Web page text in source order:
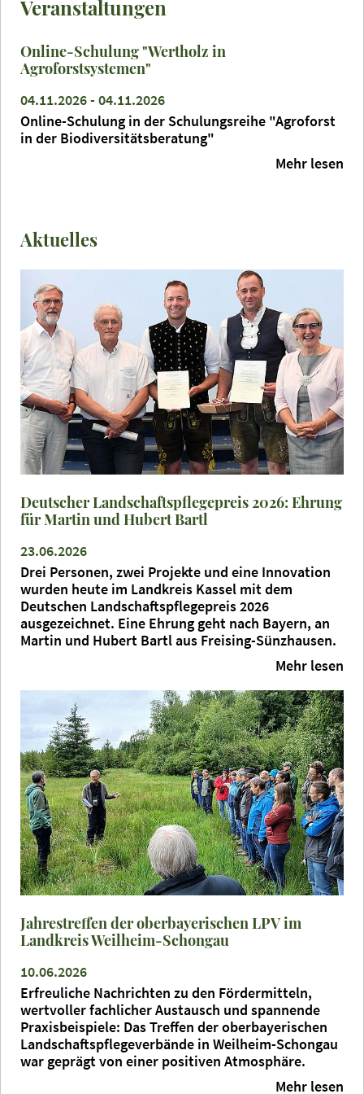
Veranstaltungen
Online-Schulung "Wertholz in
Agroforstsystemen"
04.11.2026 - 04.11.2026
Online-Schulung in der Schulungsreihe "Agroforst
in der Biodiversitätsberatung"
Mehr lesen
Aktuelles
Deutscher Landschaftspflegepreis 2026: Ehrung
für Martin und Hubert Bartl
23.06.2026
Drei Personen, zwei Projekte und eine Innovation
wurden heute im Landkreis Kassel mit dem
Deutschen Landschaftspflegepreis 2026
ausgezeichnet. Eine Ehrung geht nach Bayern, an
Martin und Hubert Bartl aus Freising-Sünzhausen.
Mehr lesen
Jahrestreffen der oberbayerischen LPV im
Landkreis Weilheim-Schongau
10.06.2026
Erfreuliche Nachrichten zu den Fördermitteln,
wertvoller fachlicher Austausch und spannende
Praxisbeispiele: Das Treffen der oberbayerischen
Landschaftspflegeverbände in Weilheim-Schongau
war geprägt von einer positiven Atmosphäre.
Mehr lesen